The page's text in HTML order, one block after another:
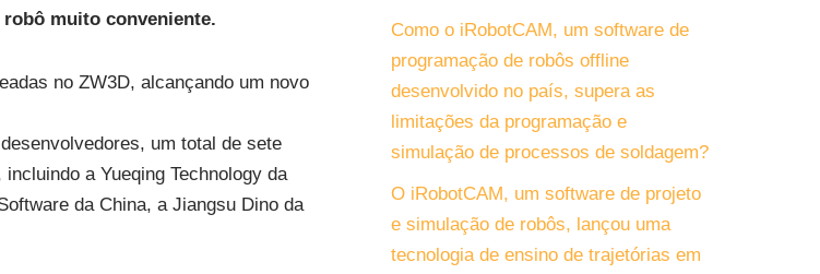
muito conveniente.
no ZW3D, alcançando um novo
um total de sete
a Yueqing Technology da
da China, a Jiangsu Dino da
Como o iRobotCAM, um software de
programação de robôs offline
desenvolvido no país, supera as
limitações da programação e
simulação de processos de soldagem?
O iRobotCAM, um software de projeto
e simulação de robôs, lançou uma
tecnologia de ensino de trajetórias em